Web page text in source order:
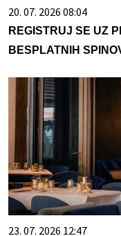
20. 07. 2026 08:04
REGISTRUJ SE UZ
BESPLATNIH
23. 07. 2026 12:47